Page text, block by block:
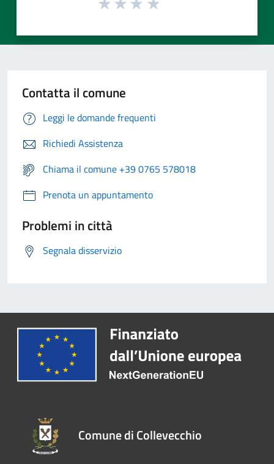
Contatta il comune
Leggi le domande frequenti
Richiedi Assistenza
Chiama il comune +39 0765 578018
Prenota un appuntamento
Problemi in città
Segnala disservizio
Comune di Collevecchio